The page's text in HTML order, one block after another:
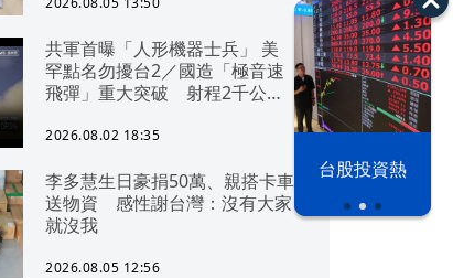
之下
台股投資熱
共軍首曝「人形機器士兵」 美
罕點名勿擾台2／國造「極音速
飛彈」重大突破 射程2千公里
2026.08.02 18:35
李多慧生日豪捐50萬、親搭卡車
送物資 感性謝台灣：沒有大家
就沒我
2026.08.05 12:56